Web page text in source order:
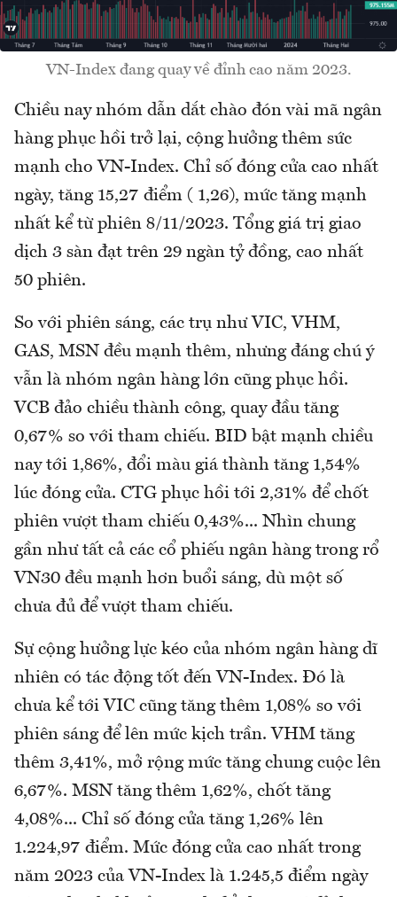
VN-Index đang quay về đỉnh cao năm 2023.
Chiều nay nhóm dẫn dắt chào đón vài mã ngân
hàng phục hồi trở lại, cộng hưởng thêm sức
mạnh cho VN-Index. Chỉ số đóng cửa cao nhất
ngày, tăng 15,27 điểm ( 1,26), mức tăng mạnh
nhất kể từ phiên 8/11/2023. Tổng giá trị giao
dịch 3 sàn đạt trên 29 ngàn tỷ đồng, cao nhất
50 phiên.
So với phiên sáng, các trụ như VIC, VHM,
GAS, MSN đều mạnh thêm, nhưng đáng chú ý
vẫn là nhóm ngân hàng lớn cũng phục hồi.
VCB đảo chiều thành công, quay đầu tăng
0,67% so với tham chiếu. BID bật mạnh chiều
nay tới 1,86%, đổi màu giá thành tăng 1,54%
lúc đóng cửa. CTG phục hồi tới 2,31% để chốt
phiên vượt tham chiếu 0,43%... Nhìn chung
gần như tất cả các cổ phiếu ngân hàng trong rổ
VN30 đều mạnh hơn buổi sáng, dù một số
chưa đủ để vượt tham chiếu.
Sự cộng hưởng lực kéo của nhóm ngân hàng dĩ
nhiên có tác động tốt đến VN-Index. Đó là
chưa kể tới VIC cũng tăng thêm 1,08% so với
phiên sáng để lên mức kịch trần. VHM tăng
thêm 3,41%, mở rộng mức tăng chung cuộc lên
6,67%. MSN tăng thêm 1,62%, chốt tăng
4,08%... Chỉ số đóng cửa tăng 1,26% lên
1.224,97 điểm. Mức đóng cửa cao nhất trong
năm 2023 của VN-Index là 1.245,5 điểm ngày